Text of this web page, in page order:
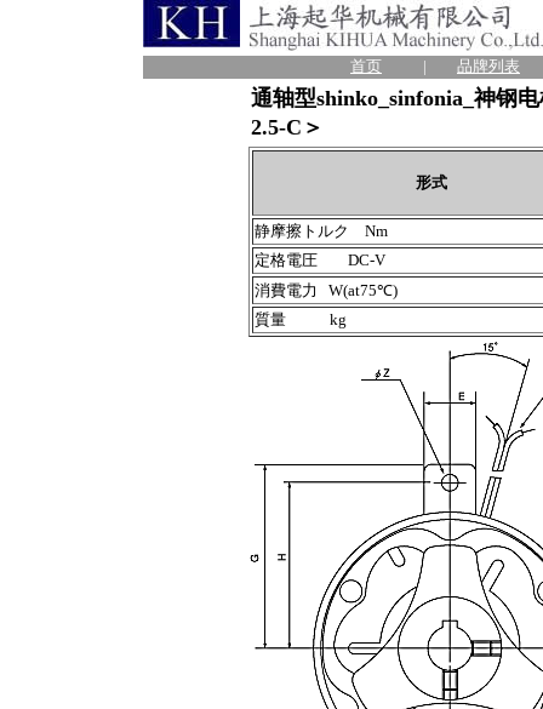
首页 | 品牌列表
通轴型shinko_sinfonia_神钢
2.5-C＞
形式
静摩擦トルク Nm
定格電圧 DC-V
消費電力 W(at75℃)
質量 kg